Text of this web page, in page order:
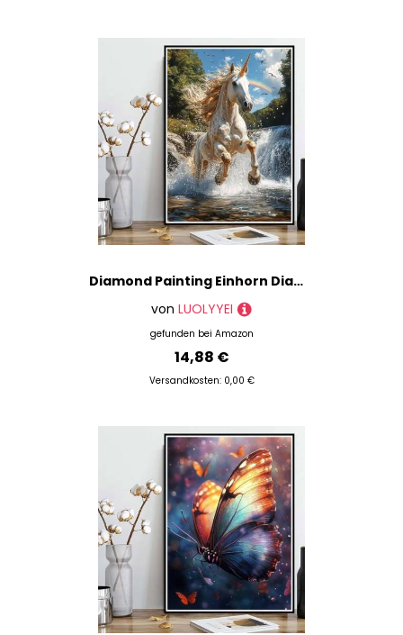
Diamond Painting Einhorn Diamond Painting XXL 30x40cm, 5D Crystal Art Stürze Muster DIY Runden Steine Vollbohrer Mosaik Bastelset Erwachsene für Zimmer Deko Wohnzimmer, Geschenke für Frauen -ly250823Q
von LUOLYYEI
gefunden bei Amazon
14,88 €
Versandkosten: 0,00 €